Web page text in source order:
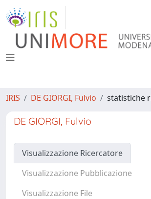
IRIS DE GIORGI, Fulvio statistiche
DE GIORGI, Fulvio
Visualizzazione Ricercatore
Visualizzazione Pubblicazione
Visualizzazione File